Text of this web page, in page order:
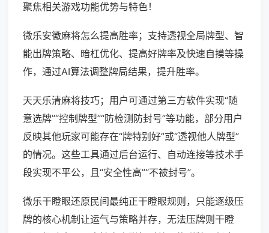
聚焦相关游戏功能优势与特色！
微乐安徽麻将怎么提高胜率；支持透视全局牌型、智
能出牌策略、暗杠优化、提高好牌率及快速自摸等操
作，通过AI算法调整牌局结果，提升胜率。
天天乐清麻将技巧；用户可通过第三方软件实现“随
意选牌”“控制牌型”“防检测防封号”等功能，部分用户
反映其他玩家可能存在“牌特别好”或“透视他人牌型”
的情况。这些工具通过后台运行、自动连接等技术手
段实现不平公，且“安全性高”“不被封号”。
微乐干瞪眼还原民间最纯正干瞪眼规则，只能逐级压
牌的核心机制让运气与策略并存，无法压牌则干瞪